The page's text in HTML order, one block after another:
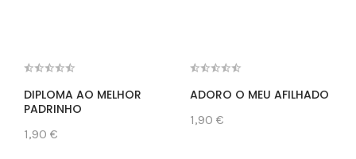
DIPLOMA AO MELHOR
PADRINHO
1,90 €
ADORO O MEU AFILHADO
1,90 €